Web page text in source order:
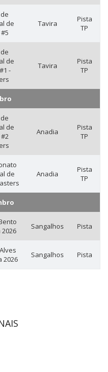
de
Tavira
Pista
TP
de
-
Tavira
Pista
TP
de
Anadia
Pista
TP
de
Anadia
Pista
TP
Sangalhos Pista
2026
Sangalhos Pista